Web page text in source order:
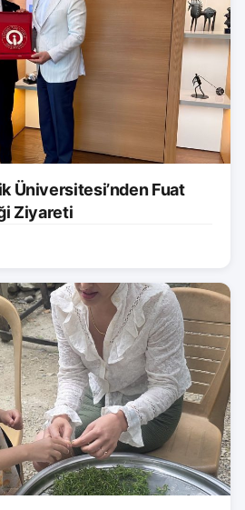
Üniversitesi’nden Fuat
Ziyareti